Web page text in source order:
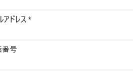
アドレス
号